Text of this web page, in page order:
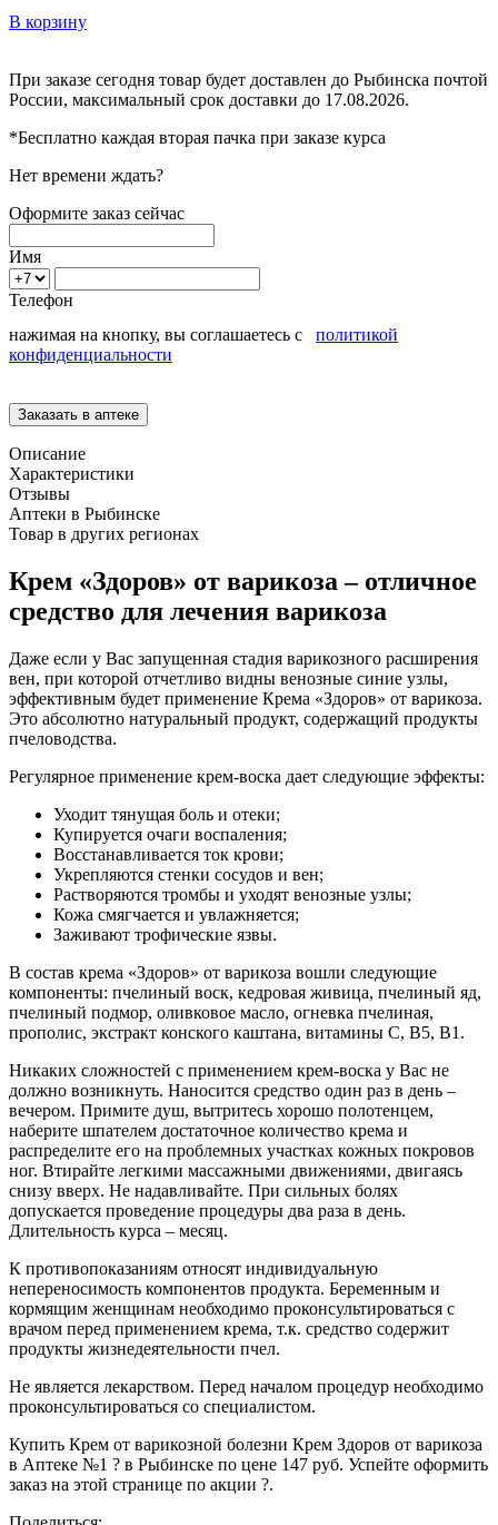
В корзину
При заказе сегодня товар будет доставлен до Рыбинска почтой
России, максимальный срок доставки до 17.08.2026.
*Бесплатно каждая вторая пачка при заказе курса
Нет времени ждать?
Оформите заказ сейчас
Имя
Телефон
нажимая на кнопку, вы соглашаетесь с политикой
конфиденциальности
Описание
Характеристики
Отзывы
Аптеки в Рыбинске
Товар в других регионах
Крем «Здоров» от варикоза – отличное
средство для лечения варикоза
Даже если у Вас запущенная стадия варикозного расширения
вен, при которой отчетливо видны венозные синие узлы,
эффективным будет применение Крема «Здоров» от варикоза.
Это абсолютно натуральный продукт, содержащий продукты
пчеловодства.
Регулярное применение крем-воска дает следующие эффекты:
Уходит тянущая боль и отеки;
Купируется очаги воспаления;
Восстанавливается ток крови;
Укрепляются стенки сосудов и вен;
Растворяются тромбы и уходят венозные узлы;
Кожа смягчается и увлажняется;
Заживают трофические язвы.
В состав крема «Здоров» от варикоза вошли следующие
компоненты: пчелиный воск, кедровая живица, пчелиный яд,
пчелиный подмор, оливковое масло, огневка пчелиная,
прополис, экстракт конского каштана, витамины С, В5, В1.
Никаких сложностей с применением крем-воска у Вас не
должно возникнуть. Наносится средство один раз в день –
вечером. Примите душ, вытритесь хорошо полотенцем,
наберите шпателем достаточное количество крема и
распределите его на проблемных участках кожных покровов
ног. Втирайте легкими массажными движениями, двигаясь
снизу вверх. Не надавливайте. При сильных болях
допускается проведение процедуры два раза в день.
Длительность курса – месяц.
К противопоказаниям относят индивидуальную
непереносимость компонентов продукта. Беременным и
кормящим женщинам необходимо проконсультироваться с
врачом перед применением крема, т.к. средство содержит
продукты жизнедеятельности пчел.
Не является лекарством. Перед началом процедур необходимо
проконсультироваться со специалистом.
Купить Крем от варикозной болезни Крем Здоров от варикоза
в Аптеке №1 ? в Рыбинске по цене 147 руб. Успейте оформить
заказ на этой странице по акции ?.